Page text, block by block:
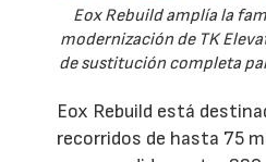
Eox Rebuild amplía la
modernización de TK
de sustitución completa
Eox Rebuild está
recorridos de hasta 75